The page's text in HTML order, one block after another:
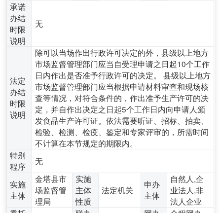
承诺
办结
时限
说明
无
法定
办结
时限
说明
除可以当场作出行政许可决定的外，县级以上地方
市场监督管理部门应当自受理申请之日起10个工作
日内作出是否准予行政许可的决定。 县级以上地方
市场监督管理部门应当根据申请材料审查和现场核
查等情况，对符合条件的，作出准予生产许可的决
定，并自作出决定之日起5个工作日内向申请人颁
发食品生产许可证。依法需要听证、招标、拍卖、
检验、检测、检疫、鉴定和专家评审的，所需时间
不计算在本节规定的期限内。
特别
程序
无
实施
主体
金塔县市
场监督管
理局
实施
主体
性质
法定机关
申办
主体
自然人,企
业法人,非
法人企业